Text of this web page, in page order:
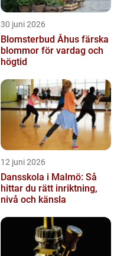
30 juni 2026
Blomsterbud Åhus färska
blommor för vardag och
högtid
12 juni 2026
Dansskola i Malmö: Så
hittar du rätt inriktning,
nivå och känsla